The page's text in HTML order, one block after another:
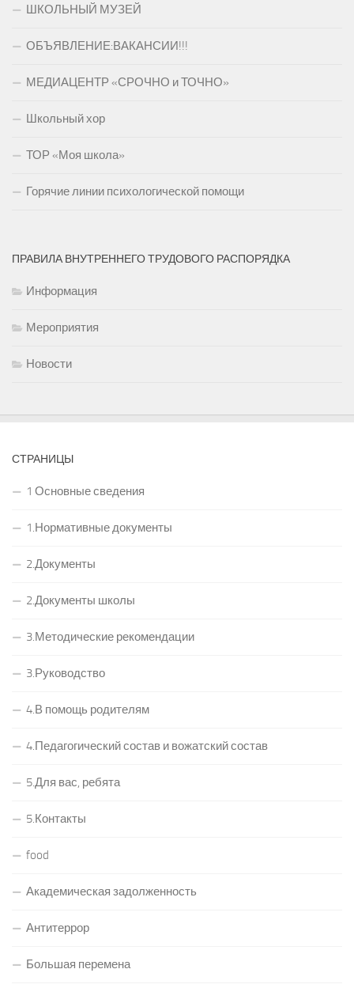
ШКОЛЬНЫЙ МУЗЕЙ
ОБЪЯВЛЕНИЕ:ВАКАНСИИ!!!
МЕДИАЦЕНТР «СРОЧНО и ТОЧНО»
Школьный хор
ТОР «Моя школа»
Горячие линии психологической помощи
ПРАВИЛА ВНУТРЕННЕГО ТРУДОВОГО РАСПОРЯДКА
Информация
Мероприятия
Новости
СТРАНИЦЫ
1 Основные сведения
1.Нормативные документы
2.Документы
2.Документы школы
3.Методические рекомендации
3.Руководство
4.В помощь родителям
4.Педагогический состав и вожатский состав
5.Для вас, ребята
5.Контакты
food
Академическая задолженность
Антитеррор
Большая перемена